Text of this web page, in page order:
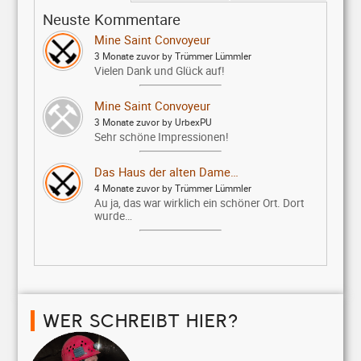
Neuste Kommentare
Mine Saint Convoyeur
3 Monate zuvor by Trümmer Lümmler
Vielen Dank und Glück auf!
Mine Saint Convoyeur
3 Monate zuvor by UrbexPU
Sehr schöne Impressionen!
Das Haus der alten Dame…
4 Monate zuvor by Trümmer Lümmler
Au ja, das war wirklich ein schöner Ort. Dort
wurde…
WER SCHREIBT HIER?